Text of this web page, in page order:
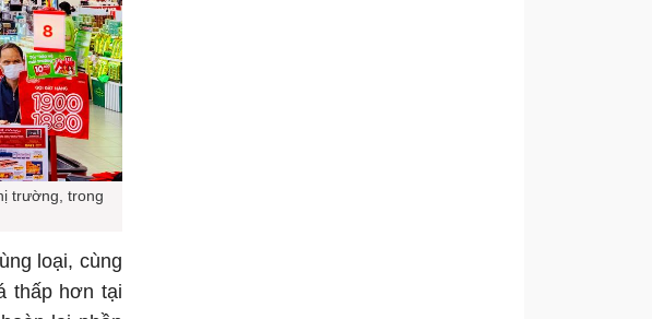
trường, trong
loại, cùng
thấp hơn tại